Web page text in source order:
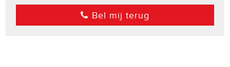
Bel mij terug